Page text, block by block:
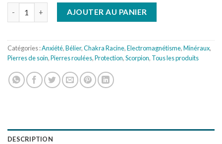
quantité de Tourmaline noireAJOUTER AU PANIER
Catégories :Anxiété,Bélier,Chakra Racine,Electromagnétisme,Minéraux,
Pierres de soin,Pierres roulées,Protection,Scorpion, Tous les produits
DESCRIPTION